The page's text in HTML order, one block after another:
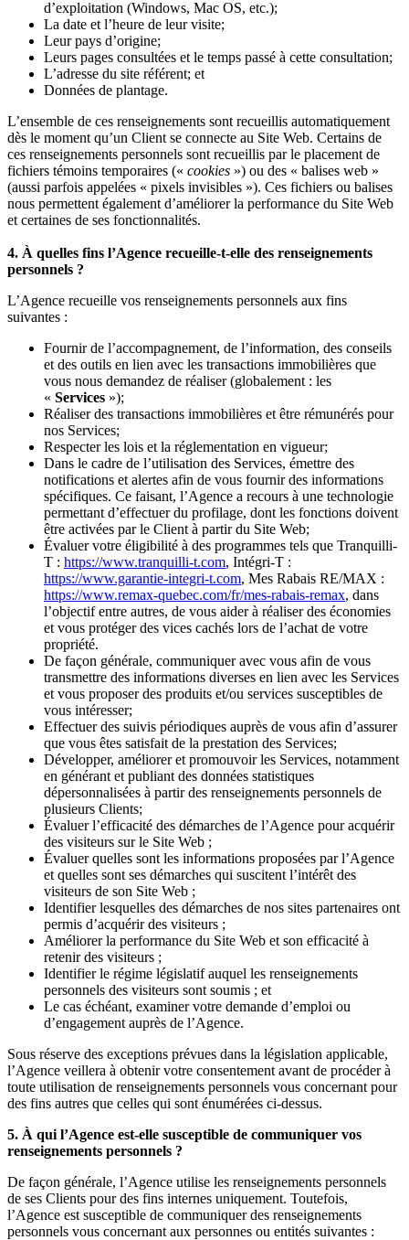
d’exploitation (Windows, Mac OS, etc.);
La date et l’heure de leur visite;
Leur pays d’origine;
Leurs pages consultées et le temps passé à cette consultation;
L’adresse du site référent; et
Données de plantage.
L’ensemble de ces renseignements sont recueillis automatiquement
dès le moment qu’un Client se connecte au Site Web. Certains de
ces renseignements personnels sont recueillis par le placement de
fichiers témoins temporaires (« cookies ») ou des « balises web »
(aussi parfois appelées « pixels invisibles »). Ces fichiers ou balises
nous permettent également d’améliorer la performance du Site Web
et certaines de ses fonctionnalités.
4. À quelles fins l’Agence recueille-t-elle des renseignements
personnels ?
L’Agence recueille vos renseignements personnels aux fins
suivantes :
Fournir de l’accompagnement, de l’information, des conseils
et des outils en lien avec les transactions immobilières que
vous nous demandez de réaliser (globalement : les
« Services »);
Réaliser des transactions immobilières et être rémunérés pour
nos Services;
Respecter les lois et la réglementation en vigueur;
Dans le cadre de l’utilisation des Services, émettre des
notifications et alertes afin de vous fournir des informations
spécifiques. Ce faisant, l’Agence a recours à une technologie
permettant d’effectuer du profilage, dont les fonctions doivent
être activées par le Client à partir du Site Web;
Évaluer votre éligibilité à des programmes tels que Tranquilli-
T : https://www.tranquilli-t.com, Intégri-T :
https://www.garantie-integri-t.com, Mes Rabais RE/MAX :
https://www.remax-quebec.com/fr/mes-rabais-remax, dans
l’objectif entre autres, de vous aider à réaliser des économies
et vous protéger des vices cachés lors de l’achat de votre
propriété.
De façon générale, communiquer avec vous afin de vous
transmettre des informations diverses en lien avec les Services
et vous proposer des produits et/ou services susceptibles de
vous intéresser;
Effectuer des suivis périodiques auprès de vous afin d’assurer
que vous êtes satisfait de la prestation des Services;
Développer, améliorer et promouvoir les Services, notamment
en générant et publiant des données statistiques
dépersonnalisées à partir des renseignements personnels de
plusieurs Clients;
Évaluer l’efficacité des démarches de l’Agence pour acquérir
des visiteurs sur le Site Web ;
Évaluer quelles sont les informations proposées par l’Agence
et quelles sont ses démarches qui suscitent l’intérêt des
visiteurs de son Site Web ;
Identifier lesquelles des démarches de nos sites partenaires ont
permis d’acquérir des visiteurs ;
Améliorer la performance du Site Web et son efficacité à
retenir des visiteurs ;
Identifier le régime législatif auquel les renseignements
personnels des visiteurs sont soumis ; et
Le cas échéant, examiner votre demande d’emploi ou
d’engagement auprès de l’Agence.
Sous réserve des exceptions prévues dans la législation applicable,
l’Agence veillera à obtenir votre consentement avant de procéder à
toute utilisation de renseignements personnels vous concernant pour
des fins autres que celles qui sont énumérées ci-dessus.
5. À qui l’Agence est-elle susceptible de communiquer vos
renseignements personnels ?
De façon générale, l’Agence utilise les renseignements personnels
de ses Clients pour des fins internes uniquement. Toutefois,
l’Agence est susceptible de communiquer des renseignements
personnels vous concernant aux personnes ou entités suivantes :